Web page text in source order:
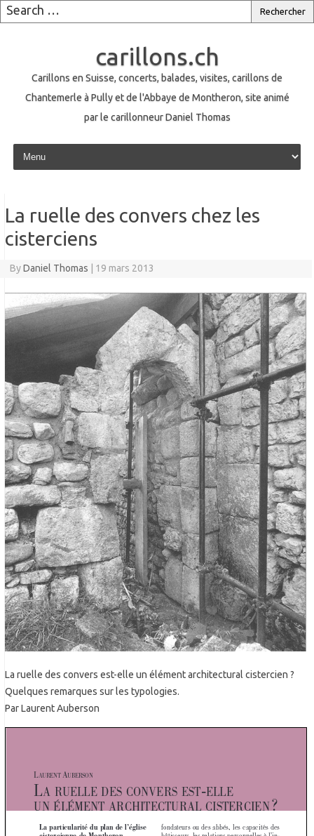
carillons.ch
Carillons en Suisse, concerts, balades, visites, carillons de
Chantemerle à Pully et de l'Abbaye de Montheron, site animé
par le carillonneur Daniel Thomas
Skip to content
La ruelle des convers chez les
cisterciens
ByDaniel Thomas 19 mars 2013
La ruelle des convers est-elle un élément architectural cistercien ?
Quelques remarques sur les typologies.
Par Laurent Auberson